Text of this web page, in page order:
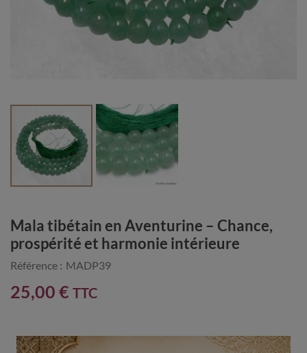
Mala tibétain en Aventurine – Chance,
prospérité et harmonie intérieure
Référence : MADP39
25,00 € TTC